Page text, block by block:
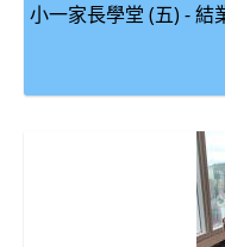
小一家長學堂 (五) - 結